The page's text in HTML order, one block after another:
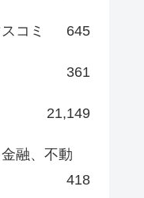
コミ 645
361
21,149
融、不動
418